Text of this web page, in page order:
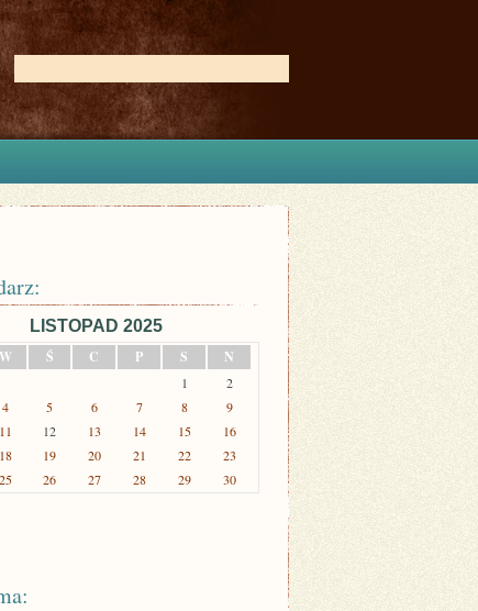
LISTOPAD 2025
W Ś C P S N
1
2
4 5 6 7 8
9
11 12 13 14 15
16
18 19 20 21 22
23
25 26 27 28 29 30